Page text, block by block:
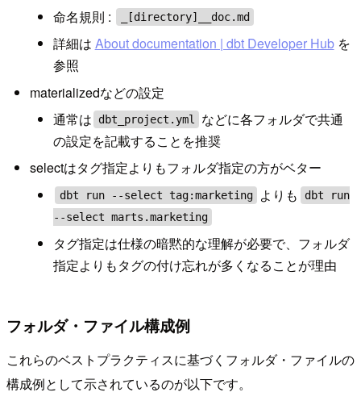
命名規則 :
_[directory]__doc.md
詳細は About documentation | dbt Developer Hubを
参照
materializedなどの設定
通常は
dbt_project.yml
などに各フォルダで共通
の設定を記載することを推奨
selectはタグ指定よりもフォルダ指定の方がベター
dbt run --select tag:marketing よりも
dbt run
--select marts.marketing
タグ指定は仕様の暗黙的な理解が必要で、フォルダ
指定よりもタグの付け忘れが多くなることが理由
フォルダ・ファイル構成例
これらのベストプラクティスに基づくフォルダ・ファイルの
構成例として示されているのが以下です。